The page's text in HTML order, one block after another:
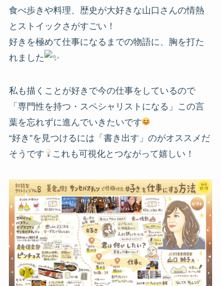
食べ歩きや料理、歴史が大好きな山口さんの情熱
とストイックさがすごい！
好きを極めて仕事になるまでの物語に、胸を打た
れました
私も描くことが好きで今の仕事をしているので
「専門性を持つ・スペシャリストになる」この言
葉を忘れずに進んでいきたいです
“好き”を見つけるには「書き出す」のがオススメだ
そうです
これも可視化とつながって嬉しい！